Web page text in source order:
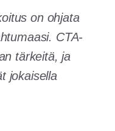
on ohjata
CTA-
tärkeitä, ja
jokaisella